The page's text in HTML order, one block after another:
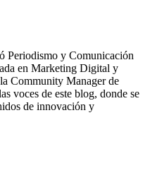
Periodismo y Comunicación
en Marketing Digital y
Community Manager de
voces de este blog, donde se
de innovación y